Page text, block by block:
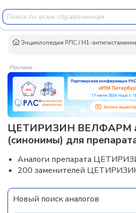
Энциклопедия РЛС/H1-
Реклама
ЦЕТИРИЗИН ВЕЛФАРМ
(синонимы) для
Аналоги препарата
200 заменителей
Новый поиск аналогов